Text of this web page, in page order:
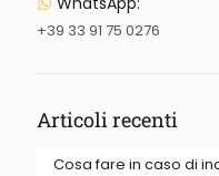
+39 33 91 75 0276
Articoli recenti
Cosa fare in caso di